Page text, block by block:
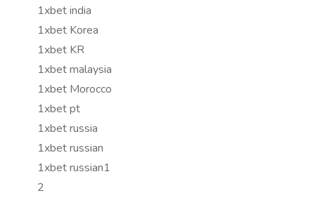
1xbet india
1xbet Korea
1xbet KR
1xbet malaysia
1xbet Morocco
1xbet pt
1xbet russia
1xbet russian
1xbet russian1
2